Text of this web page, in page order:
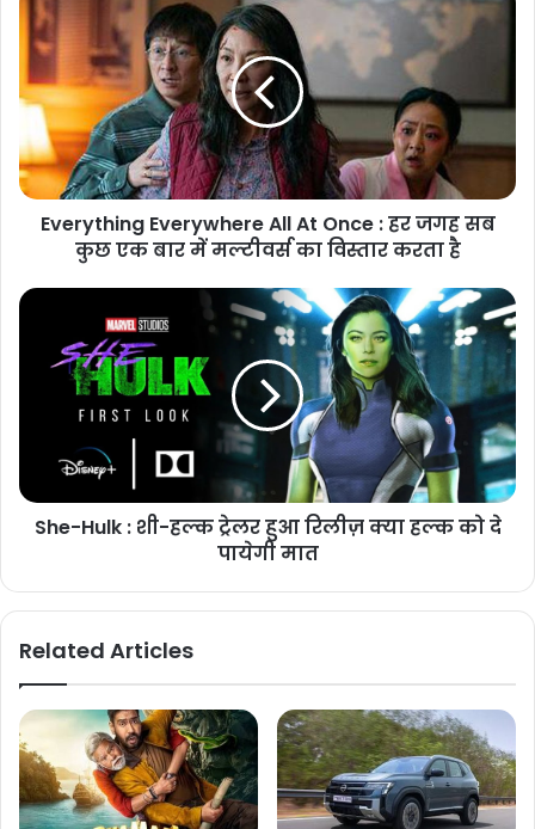
Everything Everywhere All At Once : हर जगह सब
कुछ एक बार में मल्टीवर्स का विस्तार करता है
She-Hulk : शी-हल्क ट्रेलर हुआ रिलीज़ क्या हल्क को दे
पायेगी मात
Related Articles